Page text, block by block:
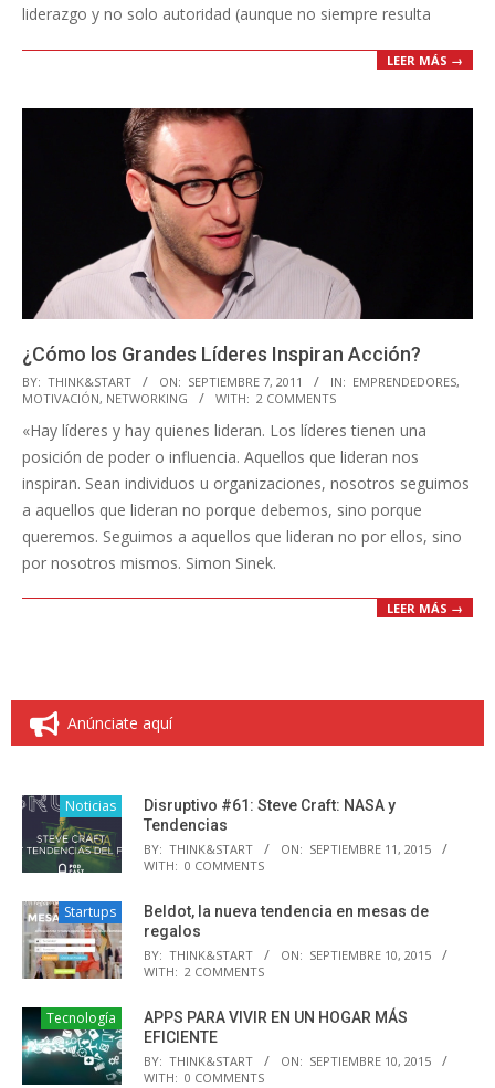
liderazgo y no solo autoridad (aunque no siempre resulta
LEER MÁS →
¿Cómo los Grandes Líderes Inspiran Acción?
2011-
09-
07
BY: THINK&START ON: SEPTIEMBRE 7, 2011 IN: EMPRENDEDORES,
MOTIVACIÓN, NETWORKING WITH: 2 COMMENTS
«Hay líderes y hay quienes lideran. Los líderes tienen una
posición de poder o influencia. Aquellos que lideran nos
inspiran. Sean individuos u organizaciones, nosotros seguimos
a aquellos que lideran no porque debemos, sino porque
queremos. Seguimos a aquellos que lideran no por ellos, sino
por nosotros mismos. Simon Sinek.
LEER MÁS →
Anúnciate aquí
Noticias
Disruptivo #61: Steve Craft: NASA y
Tendencias
BY: THINK&START ON: SEPTIEMBRE 11, 2015
WITH: 0 COMMENTS
Startups
Beldot, la nueva tendencia en mesas de
regalos
BY: THINK&START ON: SEPTIEMBRE 10, 2015
WITH: 2 COMMENTS
Tecnología
APPS PARA VIVIR EN UN HOGAR MÁS
EFICIENTE
BY: THINK&START ON: SEPTIEMBRE 10, 2015
WITH: 0 COMMENTS